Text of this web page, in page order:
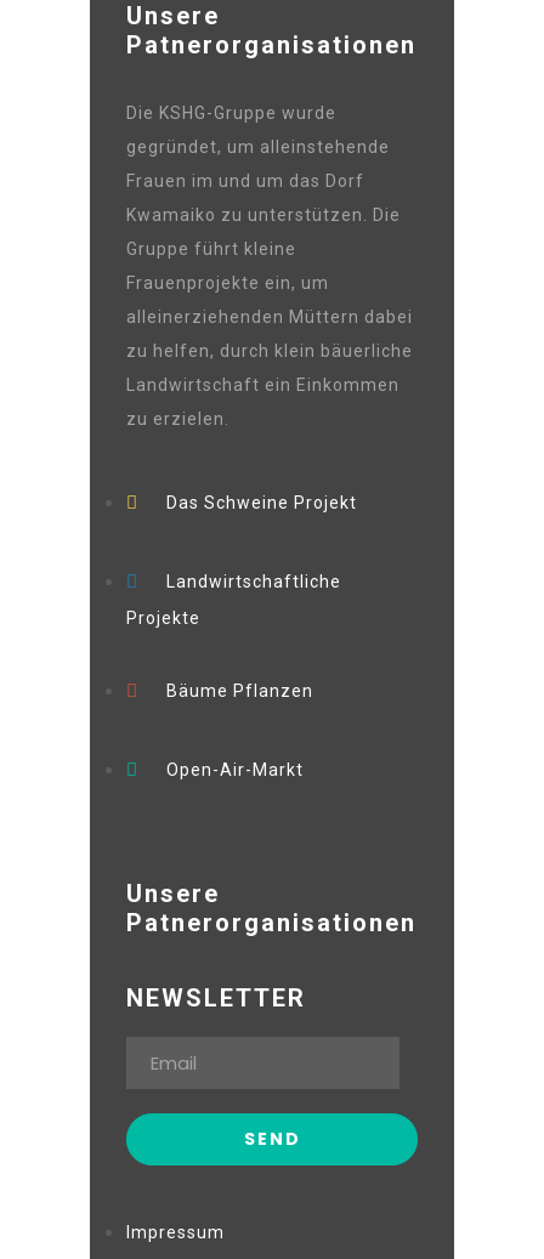
Unsere
Patnerorganisationen
Die KSHG-Gruppe wurde
gegründet, um alleinstehende
Frauen im und um das Dorf
Kwamaiko zu unterstützen. Die
Gruppe führt kleine
Frauenprojekte ein, um
alleinerziehenden Müttern dabei
zu helfen, durch klein bäuerliche
Landwirtschaft ein Einkommen
zu erzielen.
Das Schweine Projekt
Landwirtschaftliche
Projekte
Bäume Pflanzen
Open-Air-Markt
Unsere
Patnerorganisationen
NEWSLETTER
Impressum